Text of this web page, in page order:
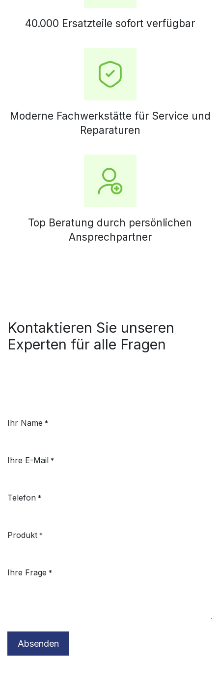
40.000 Ersatzteile sofort verfügbar
Moderne Fachwerkstätte für Service und
Reparaturen
Top Beratung durch persönlichen
Ansprechpartner
Kontaktieren Sie unseren
Experten für alle Fragen
Ihr Name *
Ihre E-Mail *
Telefon *
Produkt *
Ihre Frage *
Absenden